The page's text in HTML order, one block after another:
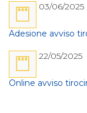
03/06/2025
Adesione avviso
22/05/2025
Online avviso